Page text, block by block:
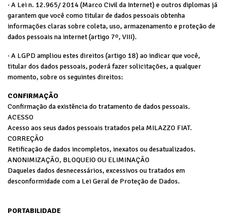
· A Lei n. 12.965/ 2014 (Marco Civil da Internet) e outros diplomas já
garantem que você como titular de dados pessoais obtenha
informações claras sobre coleta, uso, armazenamento e proteção de
dados pessoais na internet (artigo 7º, VIII).
· A LGPD ampliou estes direitos (artigo 18) ao indicar que você,
titular dos dados pessoais, poderá fazer solicitações, a qualquer
momento, sobre os seguintes direitos:
CONFIRMAÇÃO
Confirmação da existência do tratamento de dados pessoais.
ACESSO
Acesso aos seus dados pessoais tratados pela MILAZZO FIAT.
CORREÇÃO
Retificação de dados incompletos, inexatos ou desatualizados.
ANONIMIZAÇÃO, BLOQUEIO OU ELIMINAÇÃO
Daqueles dados desnecessários, excessivos ou tratados em
desconformidade com a Lei Geral de Proteção de Dados.
PORTABILIDADE